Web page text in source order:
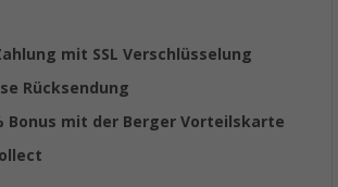
mit SSL Verschlüsselung
Rücksendung
Bonus mit der Berger Vorteilskarte